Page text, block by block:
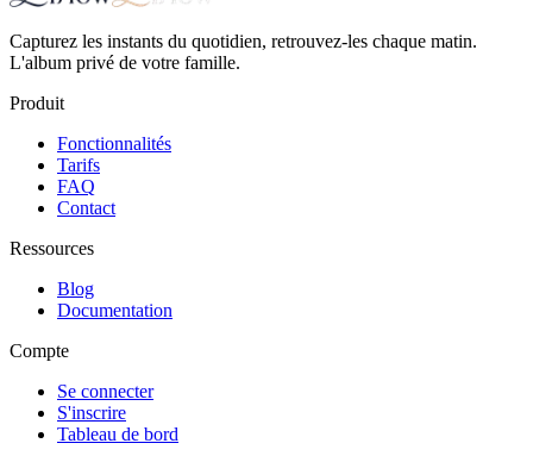
Capturez les instants du quotidien, retrouvez-les chaque matin.
L'album privé de votre famille.
Produit
Fonctionnalités
Tarifs
FAQ
Contact
Ressources
Blog
Documentation
Compte
Se connecter
S'inscrire
Tableau de bord